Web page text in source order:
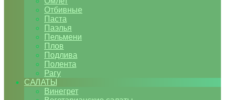
Отбивные
Паста
Паэлья
Пельмени
Плов
Подлива
Полента
Рагу
САЛАТЫ
Винегрет